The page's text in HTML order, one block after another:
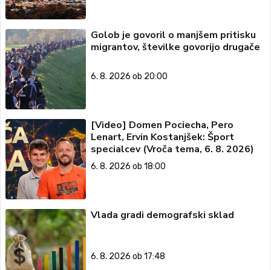
Golob je govoril o manjšem pritisku
migrantov, številke govorijo drugače
6. 8. 2026 ob 20:00
[Video] Domen Pociecha, Pero
Lenart, Ervin Kostanjšek: Šport
specialcev (Vroča tema, 6. 8. 2026)
6. 8. 2026 ob 18:00
Vlada gradi demografski sklad
6. 8. 2026 ob 17:48